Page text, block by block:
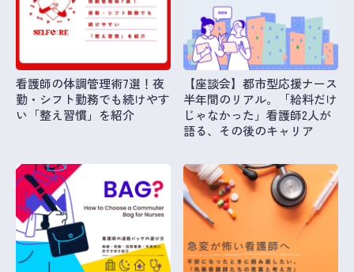
看護師の体調管理術7選！夜
勤・シフト勤務でも続けやす
い「整え習慣」を紹介
【座談会】都市型応援ナース
半年間のリアル。「給料だけ
じゃなかった」看護師2人が
語る、その後のキャリア